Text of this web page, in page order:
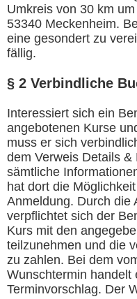
Umkreis von 30 km
53340 Meckenheim.
eine gesondert zu
fällig.
§ 2 Verbindliche
Interessiert sich ein
angebotenen Kurse
muss er sich
dem Verweis Details
sämtliche
hat dort die
Anmeldung. Durch die
verpflichtet sich der
Kurs mit den
teilzunehmen und die
zu zahlen. Bei dem
Wunschtermin handelt
Terminvorschlag. Der